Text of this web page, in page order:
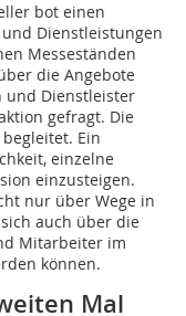
bot einen
Dienstleistungen
Messeständen
die Angebote
und Dienstleister
gefragt. Die
Ein
einzelne
einzusteigen.
nur über Wege in
auch über die
Mitarbeiter im
können.
Mal